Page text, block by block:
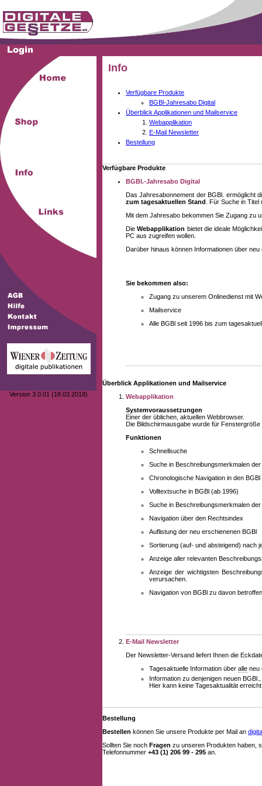
Version 3.0.01 (18.03.2018)
Info
Verfügbare Produkte
BGBl-Jahresabo Digital
Überblick Applikationen und Mailservice
Webapplikation
E-Mail Newsletter
Bestellung
Verfügbare Produkte
BGBl.-Jahresabo Digital
Das Jahresabonnement der BGBl. ermöglicht
zum tagesaktuellen Stand . Für Suche in
Mit dem Jahresabo bekommen Sie Zugang zu
DieWebapplikation bietet die ideale
PC aus zugreifen wollen.
Darüber hinaus können Informationen über
Sie bekommen also:
Zugang zu unserem Onlinedienst mit
Mailservice
Alle BGBl seit 1996 bis zum
Überblick Applikationen und Mailservice
Webapplikation
Systemvoraussetzungen
Einer der üblichen, aktuellen Webbrowser.
Die Bildschirmausgabe wurde für
Funktionen
Schnellsuche
Suche in Beschreibungsmerkmalen
Chronologische Navigation in den BGBl
Volltextsuche in BGBl (ab 1996)
Suche in Beschreibungsmerkmalen
Navigation über den Rechtsindex
Auflistung der neu erschienenen BGBl
Sortierung (auf- und absteigend) nach
Anzeige aller relevanten
Anzeige der wichtigsten
verursachen.
Navigation von BGBl zu davon
E-Mail Newsletter
Der Newsletter-Versand liefert Ihnen die
Tagesaktuelle Information über alle neu
Information zu denjenigen neuen
Hier kann keine Tagesaktualität
Bestellung
Bestellen können Sie unsere Produkte per Mail an
Sollten Sie noch Fragen zu unseren Produkten haben,
Telefonnummer +43 (1) 206 99 - 295 an.